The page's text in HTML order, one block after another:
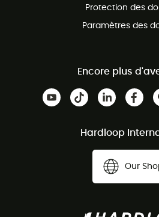
Protection des
Paramètres des
Encore plus
Hardloop
Our